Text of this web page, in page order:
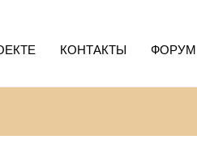
КОНТАКТЫ ФОРУМ